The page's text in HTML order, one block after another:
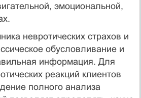
эмоциональной,
невротических страхов и
обусловливание и
информация. Для
реакций клиентов
полного анализа